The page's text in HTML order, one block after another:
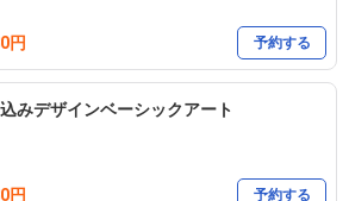
円 予約する
みデザインベーシックアート
円 予約する